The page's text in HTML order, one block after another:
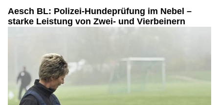
Aesch BL: Polizei-Hundeprüfung im Nebel –
starke Leistung von Zwei- und Vierbeinern